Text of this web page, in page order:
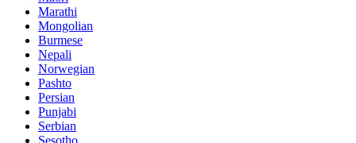
Marathi
Mongolian
Burmese
Nepali
Norwegian
Pashto
Persian
Punjabi
Serbian
Sesotho